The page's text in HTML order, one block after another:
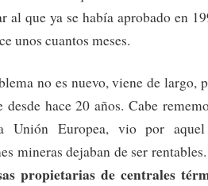
al que ya se había aprobado en
unos cuantos meses.
no es nuevo, viene de largo,
desde hace 20 años. Cabe
Unión Europea, vio por aquel
mineras dejaban de ser
propietarias de centrales